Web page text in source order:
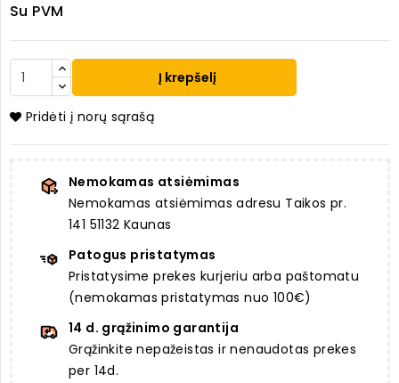
Su PVM
Į krepšelį
Pridėti į norų sąrašą
Nemokamas atsiėmimas
Nemokamas atsiėmimas adresu Taikos pr.
141 51132 Kaunas
Patogus pristatymas
Pristatysime prekes kurjeriu arba paštomatu
(nemokamas pristatymas nuo 100€)
14 d. grąžinimo garantija
Grąžinkite nepažeistas ir nenaudotas prekes
per 14d.